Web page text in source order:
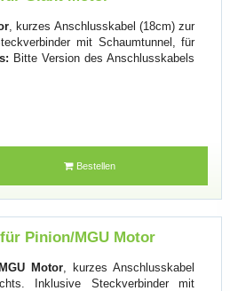
, kurzes Anschlusskabel (18cm) zur
mit Schaumtunnel, für
Bitte Version des Anschlusskabels
Bestellen
Pinion/MGU Motor
Motor , kurzes Anschlusskabel
Inklusive Steckverbinder mit